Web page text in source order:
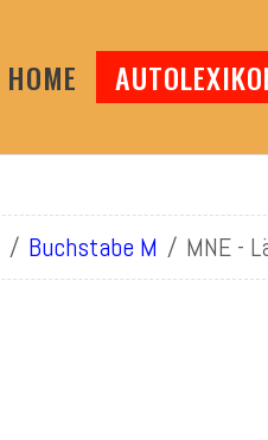
HOME
Buchstabe M MNE -